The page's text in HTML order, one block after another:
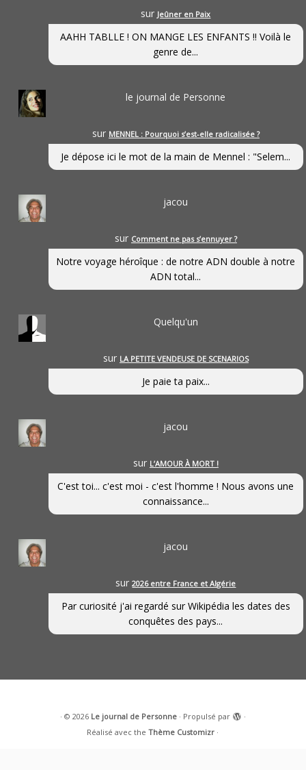
sur Jeûner en Paix
AAHH TABLLE ! ON MANGE LES ENFANTS !! Voilà le
genre de...
le journal de Personne
sur MENNEL : Pourquoi s’est-elle radicalisée ?
Je dépose ici le mot de la main de Mennel : "Selem...
jacou
sur Comment ne pas s’ennuyer ?
Notre voyage héroîque : de notre ADN double à notre
ADN total...
Quelqu'un
sur LA PETITE VENDEUSE DE SCENARIOS
Je paie ta paix...
jacou
sur L’AMOUR À MORT !
C'est toi... c'est moi - c'est l'homme ! Nous avons une
connaissance...
jacou
sur2026 entre France et Algérie
Par curiosité j'ai regardé sur Wikipédia les dates des
conquêtes des pays...
· © 2026 Le journal de Personne· Propulsé par
·
Réalisé avec theThème Customizr ·